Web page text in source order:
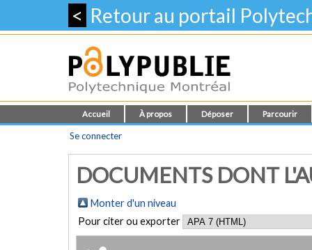
< Retour au portail
Accueil À propos Déposer Parcourir
Se connecter
DOCUMENTS DONT
Monter d'un niveau
Pour citer ou exporter